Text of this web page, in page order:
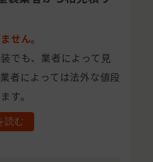
せん。
でも、業者によって見
者によっては法外な値段
す。
読む